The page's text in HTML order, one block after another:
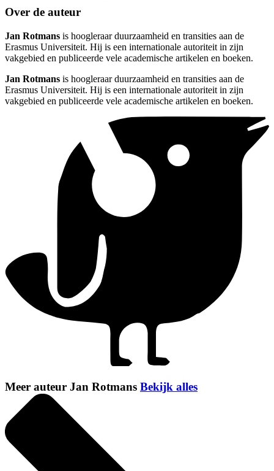
Over de auteur
Jan Rotmans is hoogleraar duurzaamheid en transities aan de
Erasmus Universiteit. Hij is een internationale autoriteit in zijn
vakgebied en publiceerde vele academische artikelen en boeken.
Jan Rotmans is hoogleraar duurzaamheid en transities aan de
Erasmus Universiteit. Hij is een internationale autoriteit in zijn
vakgebied en publiceerde vele academische artikelen en boeken.
Meer auteur Jan Rotmans Bekijk alles